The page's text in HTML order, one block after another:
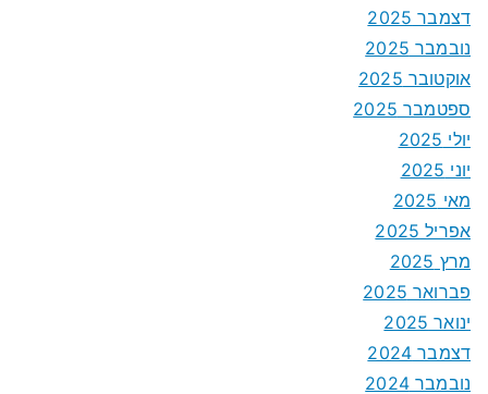
דצמבר 2025
נובמבר 2025
אוקטובר 2025
ספטמבר 2025
יולי 2025
יוני 2025
מאי 2025
אפריל 2025
מרץ 2025
פברואר 2025
ינואר 2025
דצמבר 2024
נובמבר 2024